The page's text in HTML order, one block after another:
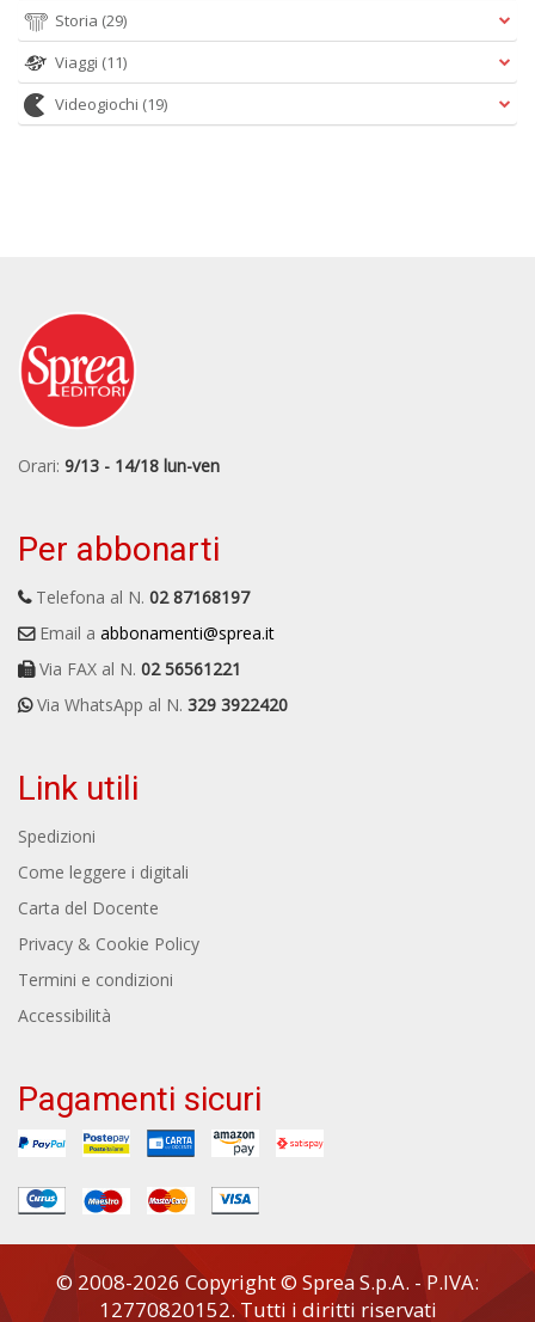
Storia (29)
Viaggi (11)
Videogiochi (19)
Orari: 9/13 - 14/18 lun-ven
Per abbonarti
Telefona al N. 02 87168197
Email a abbonamenti@sprea.it
Via FAX al N. 02 56561221
Via WhatsApp al N. 329 3922420
Link utili
Spedizioni
Come leggere i digitali
Carta del Docente
Privacy & Cookie Policy
Termini e condizioni
Accessibilità
Pagamenti sicuri
© 2008-2026 Copyright © Sprea S.p.A. - P.IVA:
12770820152. Tutti i diritti riservati